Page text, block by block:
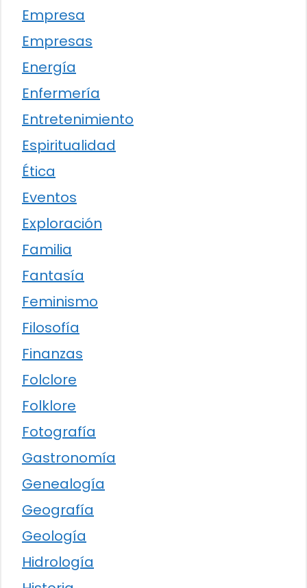
Empresa
Empresas
Energía
Enfermería
Entretenimiento
Espiritualidad
Ética
Eventos
Exploración
Familia
Fantasía
Feminismo
Filosofía
Finanzas
Folclore
Folklore
Fotografía
Gastronomía
Genealogía
Geografía
Geología
Hidrología